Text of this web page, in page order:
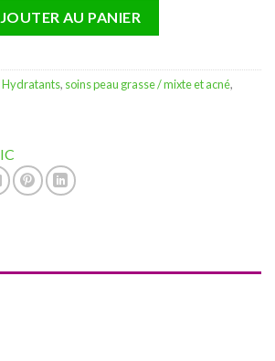
ORGANIC CRÈME HYDRATANTE
AU PANIER
, soins peau grasse / mixte et acné,